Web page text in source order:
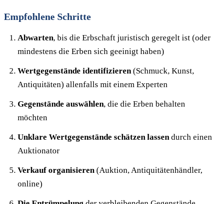
Empfohlene Schritte
Abwarten, bis die Erbschaft juristisch geregelt ist (oder
mindestens die Erben sich geeinigt haben)
Wertgegenstände identifizieren(Schmuck, Kunst,
Antiquitäten) allenfalls mit einem Experten
Gegenstände auswählen, die die Erben behalten
möchten
Unklare Wertgegenstände schätzen lassendurch einen
Auktionator
Verkauf organisieren(Auktion, Antiquitätenhändler,
online)